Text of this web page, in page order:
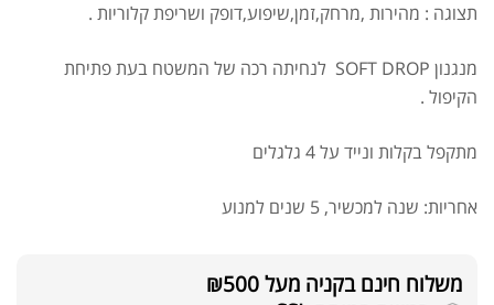
תצוגה : מהירות ,מרחק,זמן,שיפוע,דופק ושריפת קלוריות .
מנגנון SOFT DROP לנחיתה רכה של המשטח בעת פתיחת
הקיפול .
מתקפל בקלות ונייד על 4 גלגלים
אחריות: שנה למכשיר, 5 שנים למנוע
משלוח חינם בקניה מעל ₪500